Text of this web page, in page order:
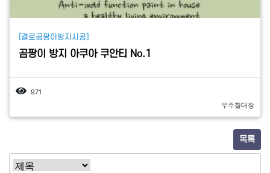
[결로곰팡이방지시공]
곰팡이 방지 아쿠아 쿠안티 No.1
971
우주칠대장
목록